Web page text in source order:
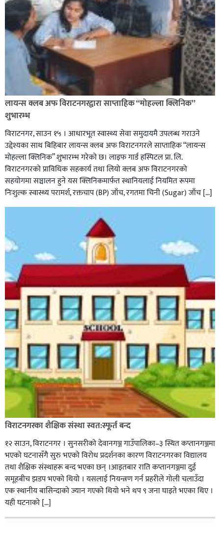
लायन्स क्लब अफ विराटनगरद्वारा साप्ताहिक “मोहल्ला क्लिनिक”
शुभारम्भ
विराटनगर, साउन १५ । आधारभूत स्वास्थ्य सेवा समुदायमै उपलब्ध गराउने
उद्देश्यका साथ बिहिबार लायन्स क्लब अफ विराटनगरले साप्ताहिक “लायन्स
मोहल्ला क्लिनिक” शुभारम्भ गरेकाे छ। लाइफ गार्ड हस्पिटल प्रा. लि.
विराटनगरको प्राविधिक सहकार्य तथा लियो क्लब अफ विराटनगरको
सहयोगमा सञ्चालन हुने यस क्लिनिकमार्फत स्थानियलाई नियमित रूपमा
निःशुल्क स्वास्थ्य परामर्श, रक्तचाप (BP) जाँच, रगतमा चिनी (Sugar) जाँच […]
विराटनगरका शैक्षिक संस्था स्वत:स्फूर्त बन्द
१२ साउन, विराटनगर । सुनसरीको देवानगञ्ज गाउँपालिका–३ स्थित कप्तानगञ्जमा
भएको घटनासँगै सुरु भएको विरोध प्रदर्शनका कारण विराटनगरका विद्यालय
तथा शैक्षिक संस्थाहरू बन्द भएका छन् ।आइतबार राति कप्तानगञ्जमा दुई
समूहबीच झडप भएको थियो । यसलाई नियन्त्रण गर्न प्रहरीले गोली चलाउँदा
एक स्थानीय बासिन्दाको ज्यान गएको थियो भने थप ९ जना घाइते भएका थिए ।
यही घटनाको […]